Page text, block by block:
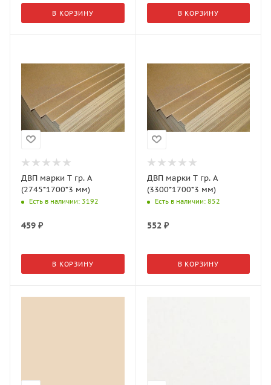
В КОРЗИНУ В КОРЗИНУ
ДВП марки Т гр. А
(2745*1700*3 мм)
Есть в наличии: 3192
459 ₽
В КОРЗИНУ
ДВП марки Т гр. А
(3300*1700*3 мм)
Есть в наличии: 852
552₽
В КОРЗИНУ